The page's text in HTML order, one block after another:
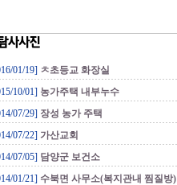
01/19] ㅊ초등교 화장실
10/01] 농가주택 내부누수
07/29] 장성 농가 주택
07/22] 가산교회
07/05] 담양군 보건소
01/21] 수북면 사무소(복지관내 찜질방)